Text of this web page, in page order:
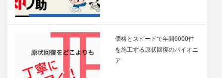
価格とスピードで年間6000件
を施工する原状回復のパイオニ
ア